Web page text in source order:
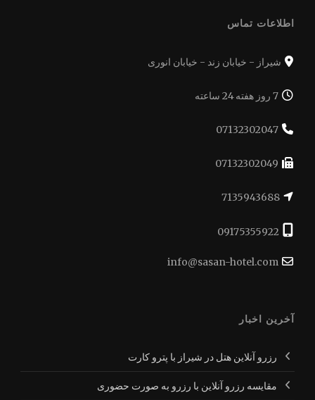
اطلاعات تماس
شیراز - خیابان زند - خیابان انوری
آخرین اخبار
رزرو آنلاین هتل در شیراز با پترو کارت
مقایسه رزرو آنلاین با رزرو به صورت حضوری